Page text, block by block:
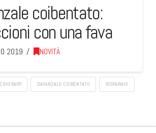
coibentato:
con una fava
2019 NOVITÀ
COVERAPP DAVANZALE COIBENTATO RISPARMIO